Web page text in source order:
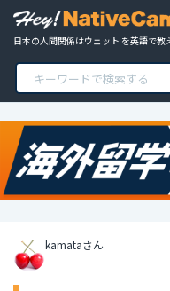
日本の人間関係はウェット を英語で教
kamataさん